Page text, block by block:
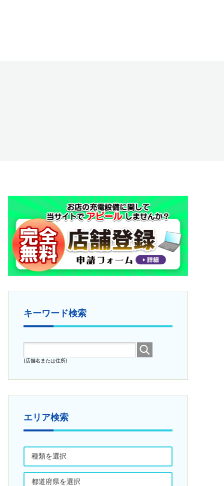
キーワード検索
(店舗名または住所)
エリア検索